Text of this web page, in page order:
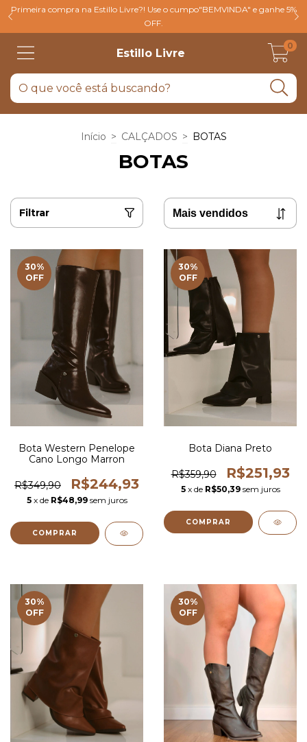
Primeira compra na Estillo Livre?! Use o cumpo"BEMVINDA" e ganhe 5%
OFF.
Estillo Livre
0
Início > CALÇADOS > BOTAS
BOTAS
Filtrar
30%
OFF
Bota Western Penelope
Cano Longo Marron
R$349,90 R$244,93
5 x de R$48,99 sem juros
COMPRAR
30%
OFF
Bota Diana Preto
R$359,90 R$251,93
5 x de R$50,39 sem juros
COMPRAR
30%
OFF
30%
OFF